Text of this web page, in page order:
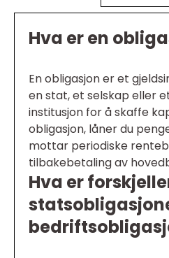
Hva er en
En obligasjon er et
en stat, et selskap eller
institusjon for å skaffe
obligasjon, låner du
mottar periodiske
tilbakebetaling av
Hva er